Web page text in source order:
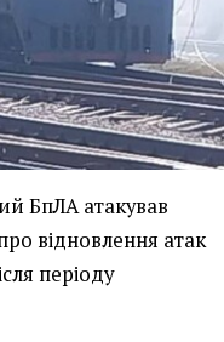
БпЛА атакував
відновлення атак
періоду